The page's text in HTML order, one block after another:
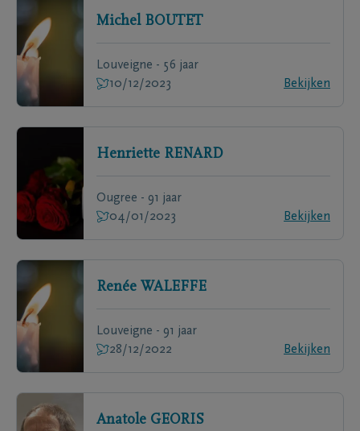
Michel BOUTET
Louveigne - 56 jaar
10/12/2023
Bekijken
Henriette RENARD
Ougree - 91 jaar
04/01/2023
Bekijken
Renée WALEFFE
Louveigne - 91 jaar
28/12/2022
Bekijken
Anatole GEORIS